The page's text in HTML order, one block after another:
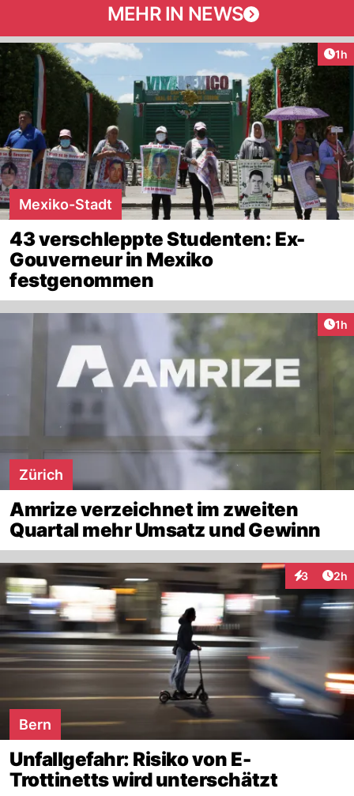
MEHR IN NEWS
1h
Mexiko-Stadt
43 verschleppte Studenten: Ex-
Gouverneur in Mexiko
festgenommen
1h
Zürich
Amrize verzeichnet im zweiten
Quartal mehr Umsatz und Gewinn
3 2h
Bern
Unfallgefahr: Risiko von E-
Trottinetts wird unterschätzt